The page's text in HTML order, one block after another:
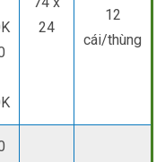
24
12
cái/thùng